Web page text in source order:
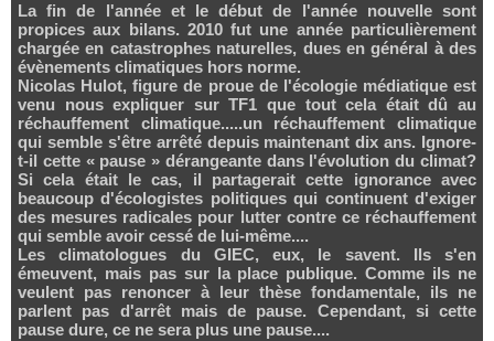
La fin de l'année et le début de l'année nouvelle sont
propices aux bilans. 2010 fut une année particulièrement
chargée en catastrophes naturelles, dues en général à des
évènements climatiques hors norme.
Nicolas Hulot, figure de proue de l'écologie médiatique est
venu nous expliquer sur TF1 que tout cela était dû au
réchauffement climatique.....un réchauffement climatique
qui semble s'être arrêté depuis maintenant dix ans. Ignore-
t-il cette « pause » dérangeante dans l'évolution du climat?
Si cela était le cas, il partagerait cette ignorance avec
beaucoup d'écologistes politiques qui continuent d'exiger
des mesures radicales pour lutter contre ce réchauffement
qui semble avoir cessé de lui-même....
Les climatologues du GIEC, eux, le savent. Ils s'en
émeuvent, mais pas sur la place publique. Comme ils ne
veulent pas renoncer à leur thèse fondamentale, ils ne
parlent pas d'arrêt mais de pause. Cependant, si cette
pause dure, ce ne sera plus une pause....